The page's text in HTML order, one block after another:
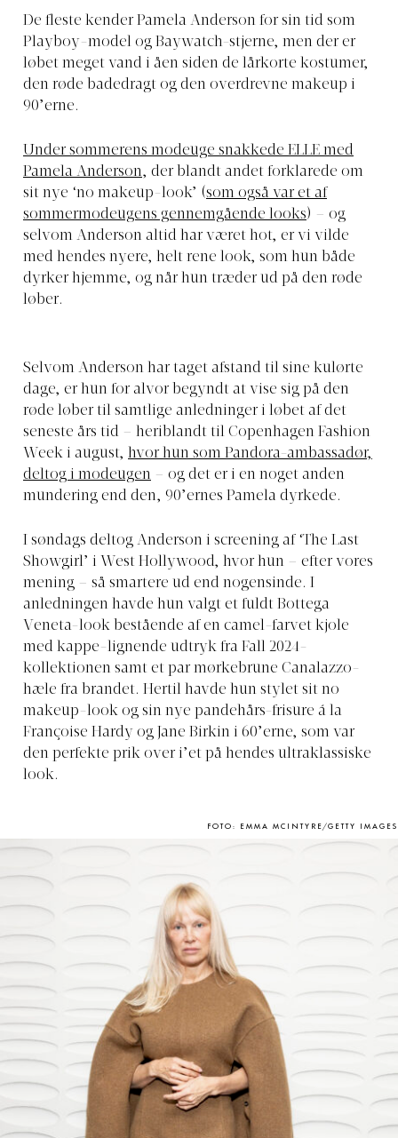
De fleste kender Pamela Anderson for sin tid som
Playboy-model og Baywatch-stjerne, men der er
løbet meget vand i åen siden de lårkorte kostumer,
den røde badedragt og den overdrevne makeup i
90’erne.
Under sommerens modeuge snakkede ELLE med
Pamela Anderson, der blandt andet forklarede om
sit nye ‘no makeup-look’ (som også var et af
sommermodeugens gennemgående looks) – og
selvom Anderson altid har været hot, er vi vilde
med hendes nyere, helt rene look, som hun både
dyrker hjemme, og når hun træder ud på den røde
løber.
Selvom Anderson har taget afstand til sine kulørte
dage, er hun for alvor begyndt at vise sig på den
røde løber til samtlige anledninger i løbet af det
seneste års tid – heriblandt til Copenhagen Fashion
Week i august, hvor hun som Pandora-ambassadør,
deltog i modeugen – og det er i en noget anden
mundering end den, 90’ernes Pamela dyrkede.
I søndags deltog Anderson i screening af ‘The Last
Showgirl’ i West Hollywood, hvor hun – efter vores
mening – så smartere ud end nogensinde. I
anledningen havde hun valgt et fuldt Bottega
Veneta-look bestående af en camel-farvet kjole
med kappe-lignende udtryk fra Fall 2024-
kollektionen samt et par mørkebrune Canalazzo-
hæle fra brandet. Hertil havde hun stylet sit no
makeup-look og sin nye pandehårs-frisure á la
Françoise Hardy og Jane Birkin i 60’erne, som var
den perfekte prik over i’et på hendes ultraklassiske
look.
FOTO: EMMA MCINTYRE/GETTY IMAGES